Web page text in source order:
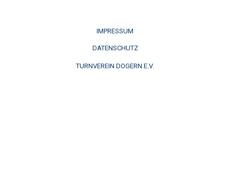
IMPRESSUM
DATENSCHUTZ
TURNVEREIN DOGERN E.V.